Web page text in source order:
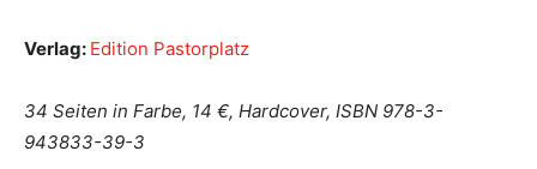
Verlag: Edition Pastorplatz
34 Seiten in Farbe, 14 €, Hardcover, ISBN 978-3-
943833-39-3